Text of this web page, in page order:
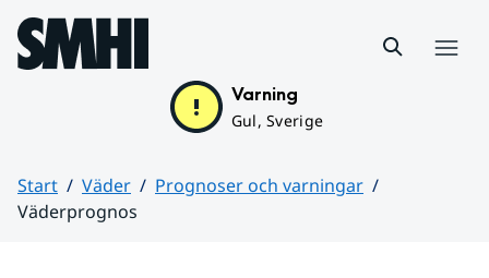
Hoppa till sidans innehåll
Varning
Gul, Sverige
Start Väder
Prognoser och varningar
Väderprognos